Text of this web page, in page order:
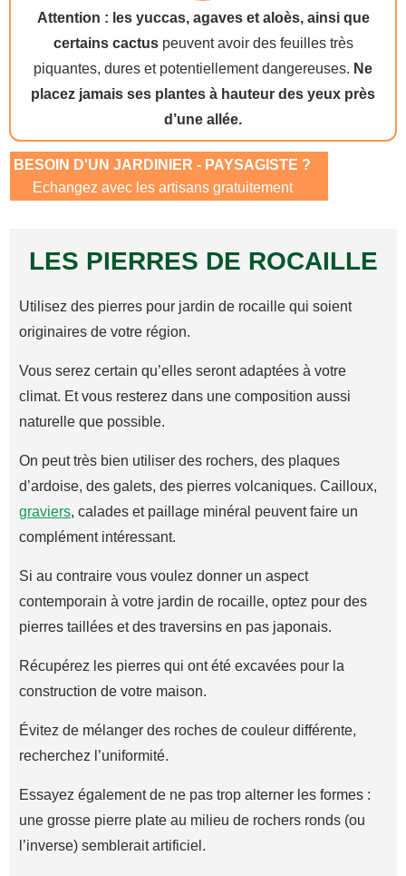
Attention : les yuccas, agaves et aloès, ainsi que
certains cactuspeuvent avoir des feuilles très
piquantes, dures et potentiellement dangereuses. Ne
placez jamais ses plantes à hauteur des yeux près
d’une allée.
BESOIN D'UN JARDINIER - PAYSAGISTE ?
Echangez avec les artisans gratuitement
LES PIERRES DE ROCAILLE
Utilisez des pierres pour jardin de rocaille qui soient
originaires de votre région.
Vous serez certain qu’elles seront adaptées à votre
climat. Et vous resterez dans une composition aussi
naturelle que possible.
On peut très bien utiliser des rochers, des plaques
d’ardoise, des galets, des pierres volcaniques. Cailloux,
graviers, calades et paillage minéral peuvent faire un
complément intéressant.
Si au contraire vous voulez donner un aspect
contemporain à votre jardin de rocaille, optez pour des
pierres taillées et des traversins en pas japonais.
Récupérez les pierres qui ont été excavées pour la
construction de votre maison.
Évitez de mélanger des roches de couleur différente,
recherchez l’uniformité.
Essayez également de ne pas trop alterner les formes :
une grosse pierre plate au milieu de rochers ronds (ou
l’inverse) semblerait artificiel.